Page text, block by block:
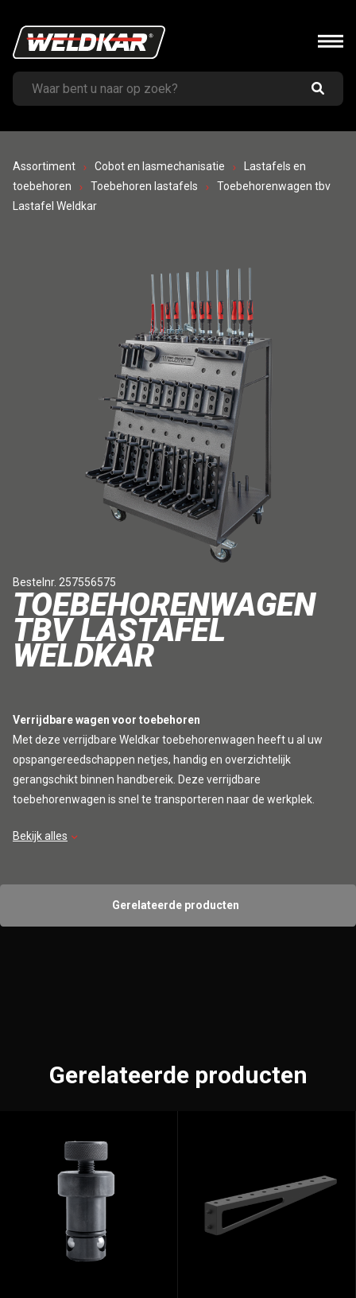
Assortiment Cobot en lasmechanisatie
Lastafels en
toebehoren
Toebehoren lastafels
Toebehorenwagen tbv
Lastafel Weldkar
Bestelnr. 257556575
TOEBEHORENWAGEN
TBV LASTAFEL
WELDKAR
Verrijdbare wagen voor toebehoren
Met deze verrijdbare Weldkar toebehorenwagen heeft u al uw
opspangereedschappen netjes, handig en overzichtelijk
gerangschikt binnen handbereik. Deze verrijdbare
toebehorenwagen is snel te transporteren naar de werkplek.
Let op:
De toebehorenwagen wordt geleverd exclusief toebehoren.
Bekijk alles
Gerelateerde producten
Gerelateerde producten